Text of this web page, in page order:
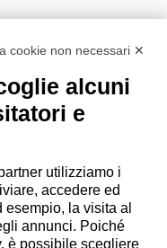
cookie non necessari ✕
alcuni
e
utilizziamo i
accedere ed
esempio, la visita al
annunci. Poiché
è possibile scegliere